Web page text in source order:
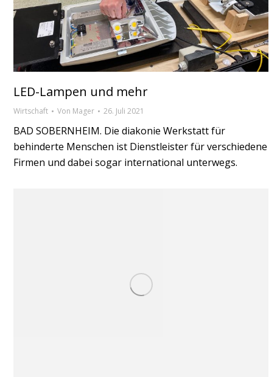
LED-Lampen und mehr
Wirtschaft Von Mager 26. Juli 2021
BAD SOBERNHEIM. Die diakonie Werkstatt für
behinderte Menschen ist Dienstleister für verschiedene
Firmen und dabei sogar international unterwegs.